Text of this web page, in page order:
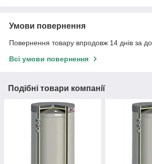
Умови повернення
Повернення товару впродовж 14 днів за
Всі умови повернення
Подібні товари компанії